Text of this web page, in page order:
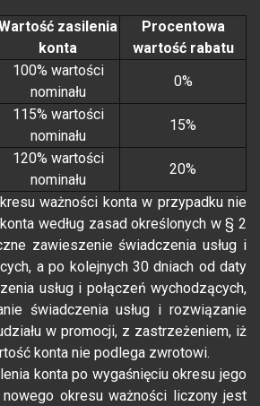
zasilenia
konta
Procentowa
wartość rabatu
100% wartości
nominału
0%
115% wartości
nominału
15%
120% wartości
nominału
20%
ważności konta w przypadku nie
według zasad określonych w § 2
zawieszenie świadczenia usług i
a po kolejnych 30 dniach od daty
usług i połączeń wychodzących,
świadczenia usług i rozwiązanie
w promocji, z zastrzeżeniem, iż
konta nie podlega zwrotowi.
konta po wygaśnięciu okresu jego
okresu ważności liczony jest